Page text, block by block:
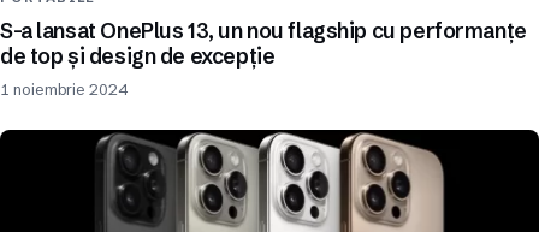
S-a lansat OnePlus 13, un nou flagship cu performanțe
de top și design de excepție
1 noiembrie 2024